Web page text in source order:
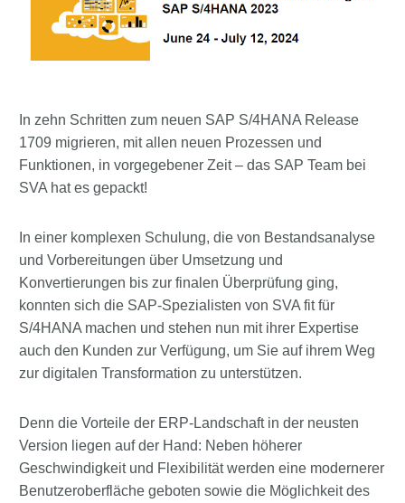
In zehn Schritten zum neuen SAP S/4HANA Release
1709 migrieren, mit allen neuen Prozessen und
Funktionen, in vorgegebener Zeit ­– das SAP Team bei
SVA hat es gepackt!
In einer komplexen Schulung, die von Bestandsanalyse
und Vorbereitungen über Umsetzung und
Konvertierungen bis zur finalen Überprüfung ging,
konnten sich die SAP-Spezialisten von SVA fit für
S/4HANA machen und stehen nun mit ihrer Expertise
auch den Kunden zur Verfügung, um Sie auf ihrem Weg
zur digitalen Transformation zu unterstützen.
Denn die Vorteile der ERP-Landschaft in der neusten
Version liegen auf der Hand: Neben höherer
Geschwindigkeit und Flexibilität werden eine modernerer
Benutzeroberfläche geboten sowie die Möglichkeit des